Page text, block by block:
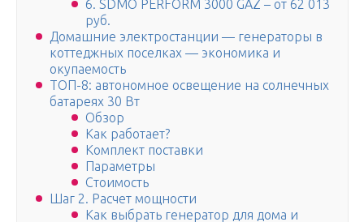
6. SDMO PERFORM 3000 GAZ – от 62 013
руб.
Домашние электростанции — генераторы в
коттеджных поселках — экономика и
окупаемость
ТОП-8: автономное освещение на солнечных
батареях 30 Вт
Обзор
Как работает?
Комплект поставки
Параметры
Стоимость
Шаг 2. Расчет мощности
Как выбрать генератор для дома и